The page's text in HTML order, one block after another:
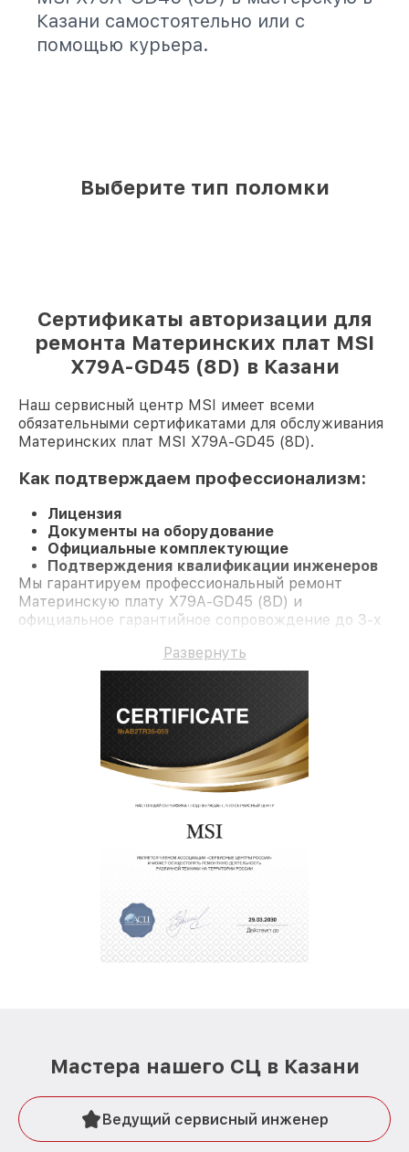
Казани самостоятельно или с
помощью курьера.
Выберите тип поломки
Сертификаты авторизации для
ремонта Материнских плат MSI
X79A-GD45 (8D) в Казани
Наш сервисный центр MSI имеет всеми
обязательными сертификатами для обслуживания
Материнских плат MSI X79A-GD45 (8D).
Как подтверждаем профессионализм:
Лицензия
Документы на оборудование
Официальные комплектующие
Подтверждения квалификации инженеров
Мы гарантируем профессиональный ремонт
Материнскую плату X79A-GD45 (8D) и
официальное гарантийное сопровождение до 3-х
Развернуть
Мастера нашего СЦ в Казани
Ведущий сервисный инженер